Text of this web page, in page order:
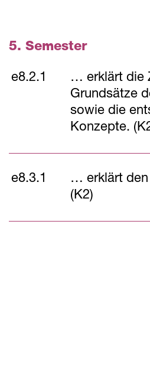
5. Semester
e8.2.1
… erklärt die
Grundsätze
sowie die
Konzepte.
e8.3.1
… erklärt den
(K2)